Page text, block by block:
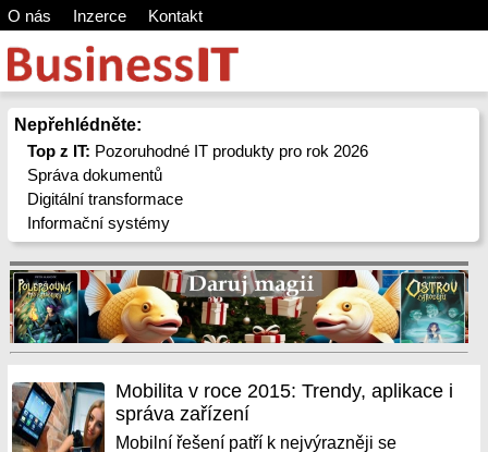
O nás Inzerce Kontakt
Nepřehlédněte:
Top z IT: Pozoruhodné IT produkty pro rok 2026
Správa dokumentů
Digitální transformace
Informační systémy
Mobilita v roce 2015: Trendy, aplikace i
správa zařízení
Mobilní řešení patří k nejvýrazněji se